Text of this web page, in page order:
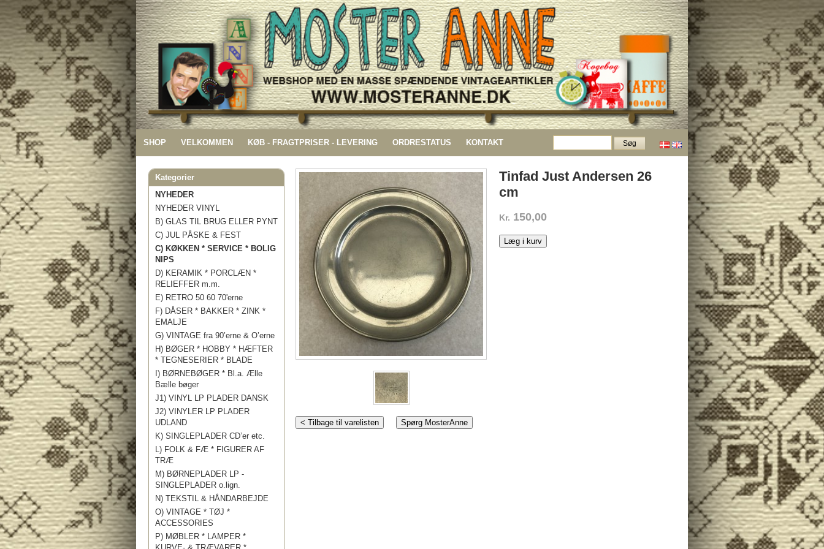
SHOP VELKOMMEN KØB - FRAGTPRISER - LEVERING ORDRESTATUS KONTAKT
Kategorier
NYHEDER
NYHEDER VINYL
B) GLAS TIL BRUG ELLER PYNT
C) JUL PÅSKE & FEST
C) KØKKEN * SERVICE * BOLIG
NIPS
D) KERAMIK * PORCLÆN *
RELIEFFER m.m.
E) RETRO 50 60 70'erne
F) DÅSER * BAKKER * ZINK *
EMALJE
G) VINTAGE fra 90’erne & O’erne
H) BØGER * HOBBY * HÆFTER
* TEGNESERIER * BLADE
I) BØRNEBØGER * Bl.a. Ælle
Bælle bøger
J1) VINYL LP PLADER DANSK
J2) VINYLER LP PLADER
UDLAND
K) SINGLEPLADER CD’er etc.
L) FOLK & FÆ * FIGURER AF
TRÆ
M) BØRNEPLADER LP -
SINGLEPLADER o.lign.
N) TEKSTIL & HÅNDARBEJDE
O) VINTAGE * TØJ *
ACCESSORIES
P) MØBLER * LAMPER *
Tinfad Just Andersen 26
cm
Kr. 150,00
Læg i kurv
< Tilbage til varelisten Spørg MosterAnne